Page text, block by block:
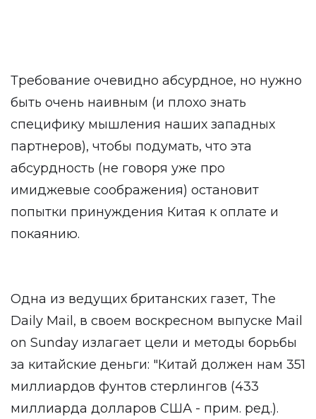
Требование очевидно абсурдное, но нужно
быть очень наивным (и плохо знать
специфику мышления наших западных
партнеров), чтобы подумать, что эта
абсурдность (не говоря уже про
имиджевые соображения) остановит
попытки принуждения Китая к оплате и
покаянию.
Одна из ведущих британских газет, The
Daily Mail, в своем воскресном выпуске Mail
on Sunday излагает цели и методы борьбы
за китайские деньги: "Китай должен нам 351
миллиардов фунтов стерлингов (433
миллиарда долларов США - прим. ред.).